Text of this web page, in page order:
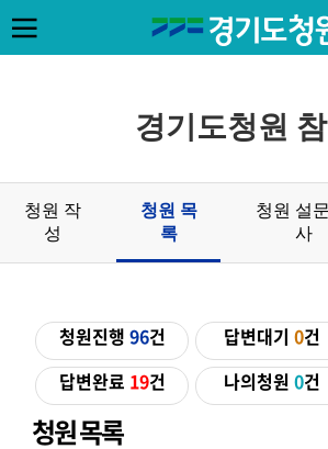
경기도청원
청원 작
성
청원 목
록
청원 설
사
청원 목록
청원진행 96건 답변대기0건
답변완료 19건 나의청원0건